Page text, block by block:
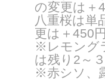
の変更は＋
八重桜は単
更は＋450
※レモング
は残り2～
※赤シソ、